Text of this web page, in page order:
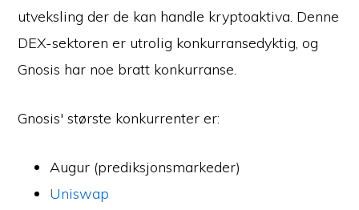
utveksling der de kan handle kryptoaktiva. Denne
DEX-sektoren er utrolig konkurransedyktig, og
Gnosis har noe bratt konkurranse.
Gnosis' største konkurrenter er:
Augur (prediksjonsmarkeder)
Uniswap